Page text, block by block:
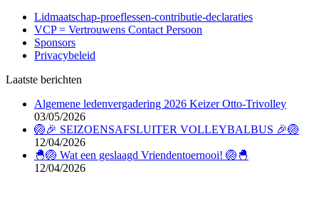
opens
new
window
opens
new
window
opens
new
window
opens
new
window
Lidmaatschap-proeflessen-contributie-declaraties
VCP = Vertrouwens Contact Persoon
Sponsors
Privacybeleid
Laatste berichten
Algemene ledenvergadering 2026 Keizer Otto-Trivolley
03/05/2026
🏐🎉 SEIZOENSAFSLUITER VOLLEYBALBUS 🎉🏐
12/04/2026
🐣🏐 Wat een geslaagd Vriendentoernooi! 🏐🐣
12/04/2026